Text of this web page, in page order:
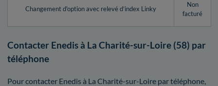
Changement d'option avec relevé d’index Linky
Non
facturé
Contacter Enedis à La Charité-sur-Loire (58) par
téléphone
Pour contacter Enedis à La Charité-sur-Loire par téléphone,